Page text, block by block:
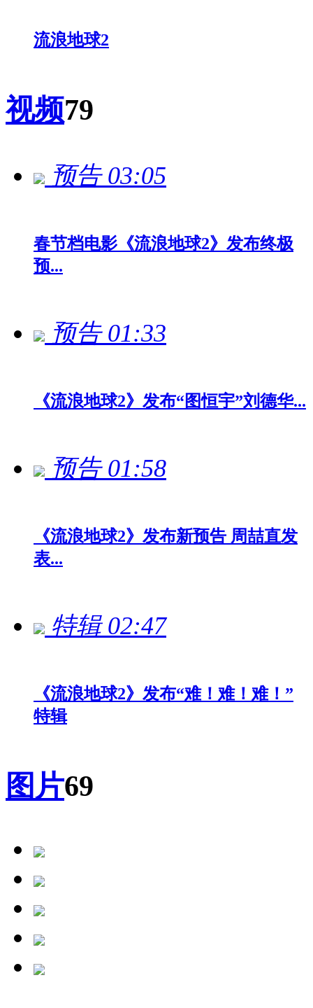
流浪地球2
视频79
预告 03:05
春节档电影《流浪地球2》发布终极
预...
预告 01:33
《流浪地球2》发布“图恒宇”刘德华...
预告 01:58
《流浪地球2》发布新预告 周喆直发
表...
特辑 02:47
《流浪地球2》发布“难！难！难！”
特辑
图片69